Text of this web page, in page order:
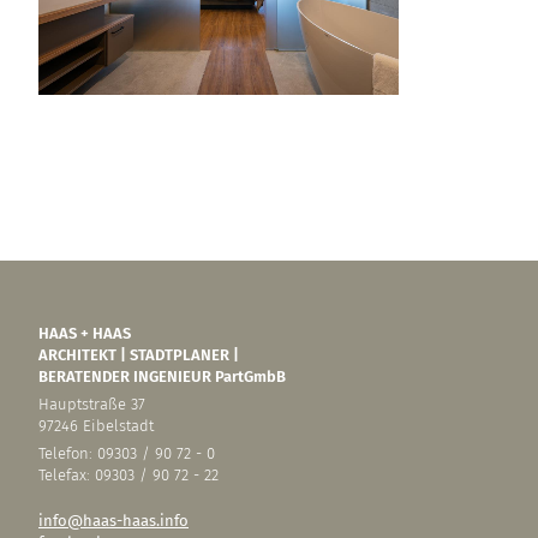
HAAS + HAAS
ARCHITEKT | STADTPLANER |
BERATENDER INGENIEUR PartGmbB
Hauptstraße 37
97246 Eibelstadt
Telefon: 09303 / 90 72 - 0
Telefax: 09303 / 90 72 - 22
info@haas-haas.info